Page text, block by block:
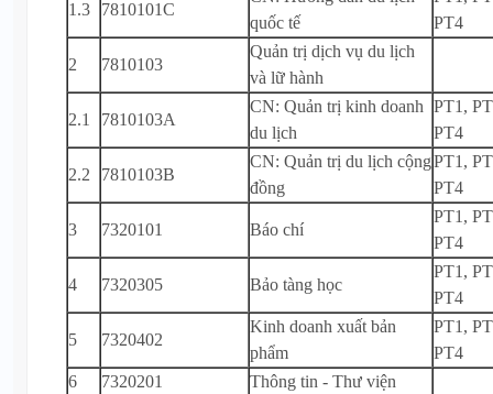
1.3 7810101C
quốc tế
PT4
2 7810103
Quản trị dịch vụ du lịch
và lữ hành
2.1 7810103A
CN: Quản trị kinh doanh
du lịch
PT1,
PT4
2.2 7810103B
CN: Quản trị du lịch cộng
đồng
PT1,
PT4
3 7320101 Báo chí
PT1,
PT4
4 7320305 Bảo tàng học
PT1,
PT4
5 7320402
Kinh doanh xuất bản
phẩm
PT1,
PT4
6
7320201 Thông tin - Thư viện